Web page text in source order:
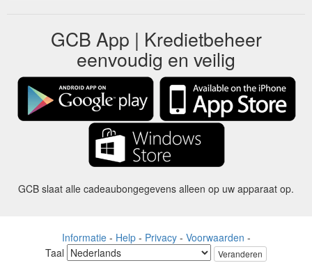
GCB App | Kredietbeheer
eenvoudig en veilig
GCB slaat alle cadeaubongegevens alleen op uw apparaat op.
Informatie- Help- Privacy- Voorwaarden -
Taal
Veranderen